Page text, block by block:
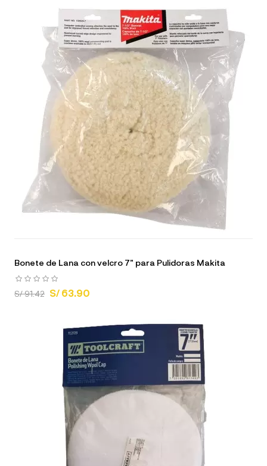
Bonete de Lana con velcro 7" para Pulidoras Makita
S/ 91.42 S/ 63.90